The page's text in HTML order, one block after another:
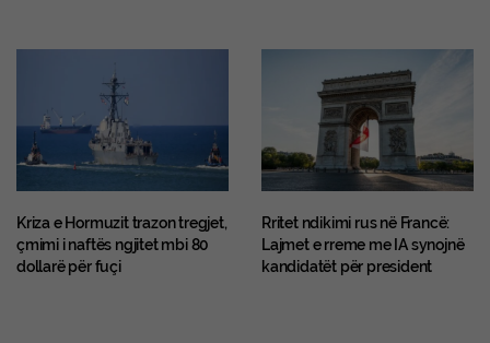
Kriza e Hormuzit trazon tregjet,
çmimi i naftës ngjitet mbi 80
dollarë për fuçi
Rritet ndikimi rus në Francë:
Lajmet e rreme me IA synojnë
kandidatët për president